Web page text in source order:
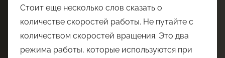
Стоит еще несколько слов сказать о
количестве скоростей работы. Не путайте с
количеством скоростей вращения. Это два
режима работы, которые используются при